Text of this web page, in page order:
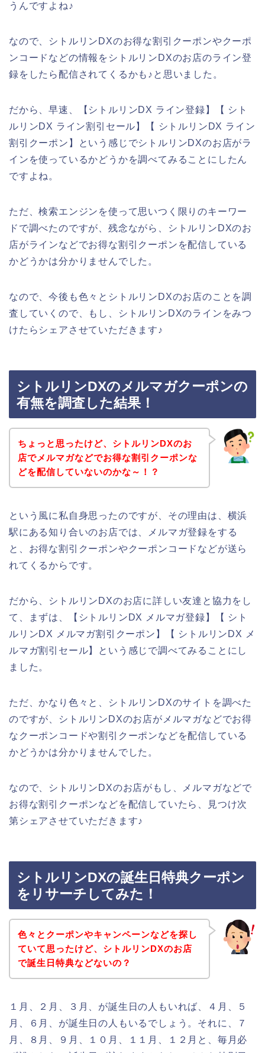
うんですよね♪
なので、シトルリンDXのお得な割引クーポンやクーポ
ンコードなどの情報をシトルリンDXのお店のライン登
録をしたら配信されてくるかも♪と思いました。
だから、早速、【シトルリンDX ライン登録】【 シト
ルリンDX ライン割引セール】【 シトルリンDX ライン
割引クーポン】という感じでシトルリンDXのお店がラ
インを使っているかどうかを調べてみることにしたん
ですよね。
ただ、検索エンジンを使って思いつく限りのキーワー
ドで調べたのですが、残念ながら、シトルリンDXのお
店がラインなどでお得な割引クーポンを配信している
かどうかは分かりませんでした。
なので、今後も色々とシトルリンDXのお店のことを調
査していくので、もし、シトルリンDXのラインをみつ
けたらシェアさせていただきます♪
シトルリンDXのメルマガクーポンの
有無を調査した結果！
ちょっと思ったけど、シトルリンDXのお
店でメルマガなどでお得な割引クーポンな
どを配信していないのかな～！？
という風に私自身思ったのですが、その理由は、横浜
駅にある知り合いのお店では、メルマガ登録をする
と、お得な割引クーポンやクーポンコードなどが送ら
れてくるからです。
だから、シトルリンDXのお店に詳しい友達と協力をし
て、まずは、【シトルリンDX メルマガ登録】【 シト
ルリンDX メルマガ割引クーポン】【 シトルリンDX メ
ルマガ割引セール】という感じで調べてみることにし
ました。
ただ、かなり色々と、シトルリンDXのサイトを調べた
のですが、シトルリンDXのお店がメルマガなどでお得
なクーポンコードや割引クーポンなどを配信している
かどうかは分かりませんでした。
なので、シトルリンDXのお店がもし、メルマガなどで
お得な割引クーポンなどを配信していたら、見つけ次
第シェアさせていただきます♪
シトルリンDXの誕生日特典クーポン
をリサーチしてみた！
色々とクーポンやキャンペーンなどを探し
ていて思ったけど、シトルリンDXのお店
で誕生日特典などないの？
１月、２月、３月、が誕生日の人もいれば、４月、５
月、６月、が誕生日の人もいるでしょう。それに、７
月、８月、９月、１０月、１１月、１２月と、毎月必